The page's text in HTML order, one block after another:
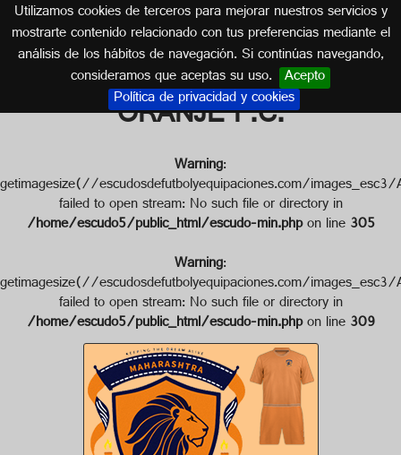
Utilizamos cookies de terceros para mejorar nuestros servicios y
mostrarte contenido relacionado con tus preferencias mediante el
análisis de los hábitos de navegación. Si continúas navegando,
consideramos que aceptas su uso. Acepto
Política de privacidad y cookies
Escudo de MAHARASHTRA
ORANJE F.C.
INDIA
Warning:
getimagesize(//escudosdefutbolyequipaciones.com/
failed to open stream: No such file or directory in
/home/escudo5/public_html/escudo-min.phpon line305
Warning:
getimagesize(//escudosdefutbolyequipaciones.com/
failed to open stream: No such file or directory in
/home/escudo5/public_html/escudo-min.phpon line309